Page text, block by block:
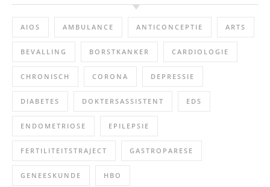
AIOS AMBULANCE ANTICONCEPTIE ARTS
BEVALLING BORSTKANKER CARDIOLOGIE
CHRONISCH CORONA DEPRESSIE
DIABETES DOKTERSASSISTENT EDS
ENDOMETRIOSE EPILEPSIE
FERTILITEITSTRAJECT GASTROPARESE
GENEESKUNDE HBO